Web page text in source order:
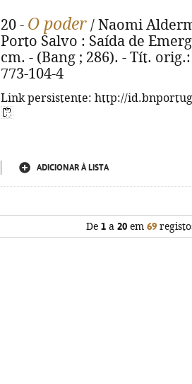
20 - O poder / Naomi
Porto Salvo : Saída de
cm. - (Bang ; 286). - Tít.
773-104-4
Link persistente: http://
ADICIONAR À LISTA
De 1a 20em 69